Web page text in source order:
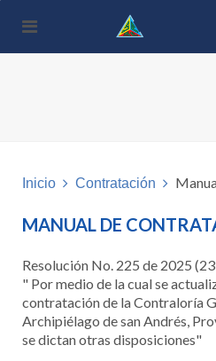
este
Inicio Contratación
MANUAL DE
Resolución No. 225 de 2025
" Por medio de la cual se
contratación de la Contraloría
Archipiélago de san Andrés,
se dictan otras disposiciones"